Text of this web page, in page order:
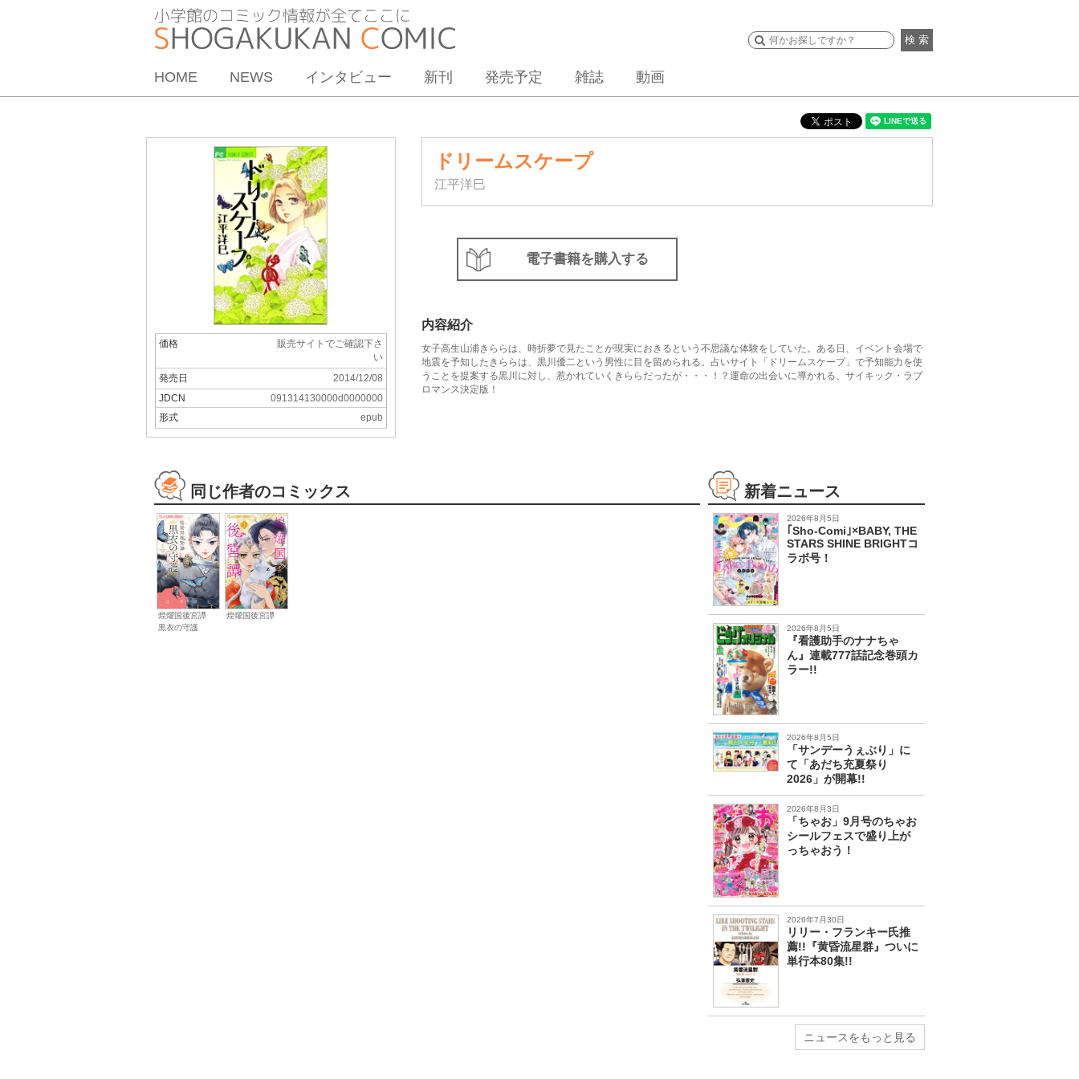
検 索
HOME NEWS インタビュー 新刊 発売予定 雑誌 動画
ドリームスケープ
江平洋巳
価格
販売サイトでご確認下さ
い
発売日
2014/12/08
JDCN
091314130000d0000000
形式
epub
電子書籍を購入する
内容紹介
女子高生山浦きららは、時折夢で見たことが現実におきるという不思議な体験をしていた。ある日、イベント会場で
地震を予知したきららは、黒川優二という男性に目を留められる。占いサイト「ドリームスケープ」で予知能力を使
うことを提案する黒川に対し、惹かれていくきららだったが・・・！？運命の出会いに導かれる、サイキック・ラブ
ロマンス決定版！
同じ作者のコミックス
煌燿国後宮譚
黒衣の守護
煌燿国後宮譚
新着ニュース
2026年8月5日
｢Sho-Comi｣×BABY, THE
STARS SHINE BRIGHTコ
ラボ号！
2026年8月5日
『看護助手のナナちゃ
ん』連載777話記念巻頭カ
ラー!!
2026年8月5日
「サンデーうぇぶり」に
て「あだち充夏祭り
2026」が開幕!!
2026年8月3日
「ちゃお」9月号のちゃお
シールフェスで盛り上が
っちゃおう！
2026年7月30日
リリー・フランキー氏推
薦!!『黄昏流星群』ついに
単行本80集!!
ニュースをもっと見る